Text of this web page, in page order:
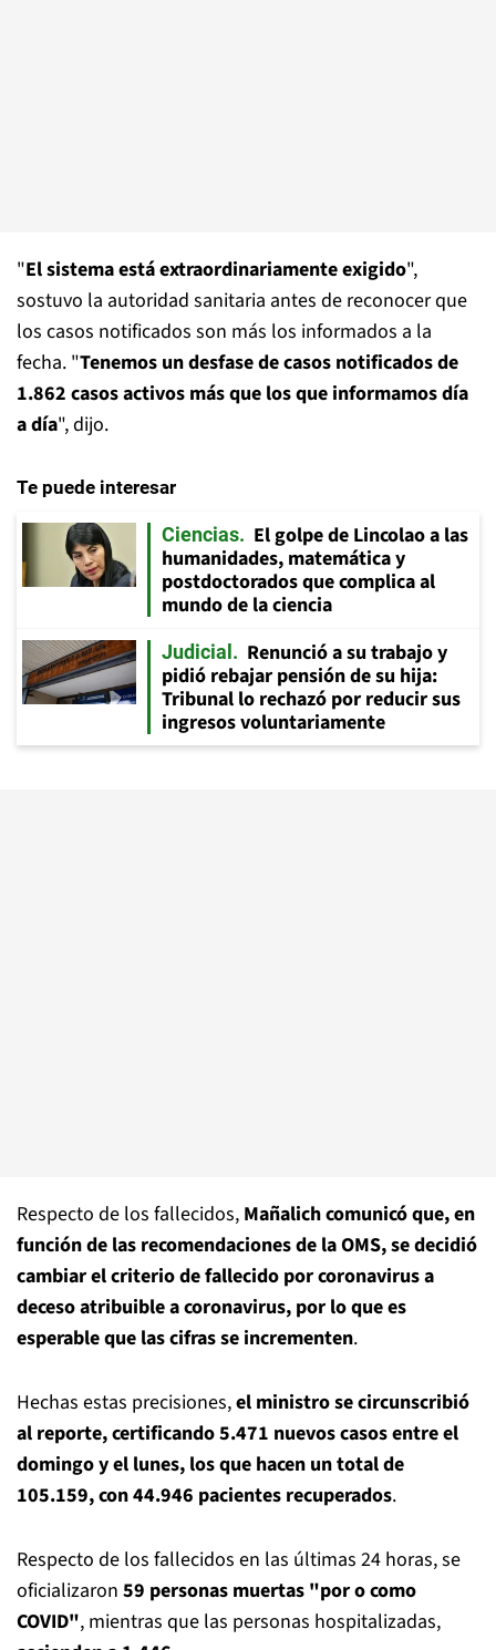
"El sistema está extraordinariamente exigido",
sostuvo la autoridad sanitaria antes de reconocer que
los casos notificados son más los informados a la
fecha. "Tenemos un desfase de casos notificados de
1.862 casos activos más que los que informamos día
a día", dijo.
Te puede interesar
Ciencias
El golpe de Lincolao a las
humanidades, matemática y
postdoctorados que complica al
mundo de la ciencia
Judicial
Renunció a su trabajo y
pidió rebajar pensión de su hija:
Tribunal lo rechazó por reducir sus
ingresos voluntariamente
Respecto de los fallecidos, Mañalich comunicó que, en
función de las recomendaciones de la OMS, se decidió
cambiar el criterio de fallecido por coronavirus a
deceso atribuible a coronavirus, por lo que es
esperable que las cifras se incrementen.
Hechas estas precisiones,el ministro se circunscribió
al reporte, certificando 5.471 nuevos casos entre el
domingo y el lunes, los que hacen un total de
105.159, con 44.946 pacientes recuperados.
Respecto de los fallecidos en las últimas 24 horas, se
oficializaron 59 personas muertas "por o como
COVID", mientras que las personas hospitalizadas,